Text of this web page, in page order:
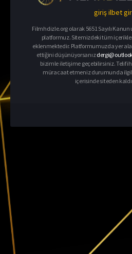
girişilbet
Filmhdizle.org olarak 5651 Sayılı Kanun
platformuz. Sitemizdeki tüm
eklenmektedir. Platformumuzda yer
ettiğini düşünüyorsanız
bizimle iletişime geçebilirsiniz. Telif
müracaat etmeniz durumunda ilgili
içerisinde siteden